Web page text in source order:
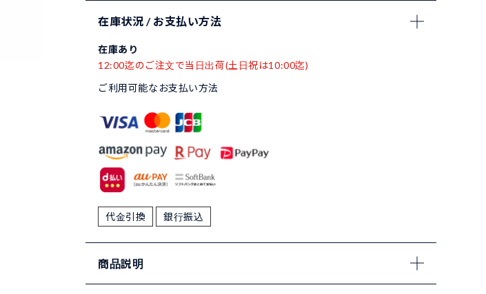
在庫状況 / お支払い方法
在庫あり
12:00迄のご注文で当日出荷(土日祝は10:00迄)
ご利用可能なお支払い方法
代金引換 銀行振込
商品説明